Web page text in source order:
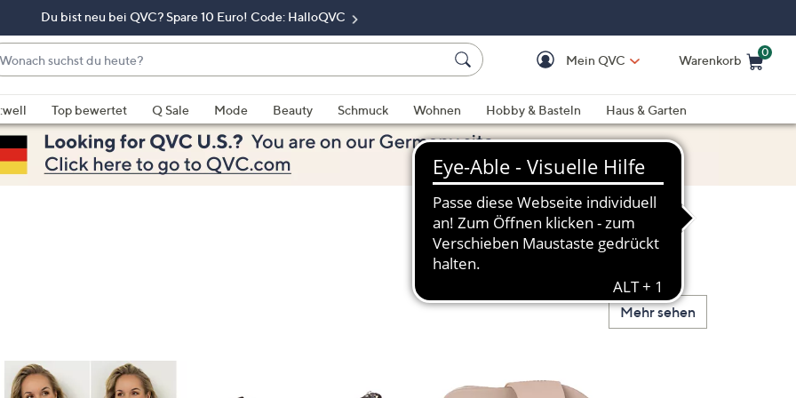
Du bist neu bei QVC? Spare 10 Euro! Code: HalloQVC
Mein QVC Warenkorb
0
Top bewertet Q Sale Mode Beauty Schmuck Wohnen Hobby & Basteln
Haus & Garten
Mehr sehen